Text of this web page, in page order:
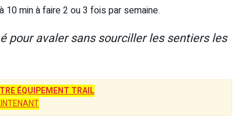
min à faire 2 ou 3 fois par semaine.
pour avaler sans sourciller les sentiers les
ÉQUIPEMENT TRAIL